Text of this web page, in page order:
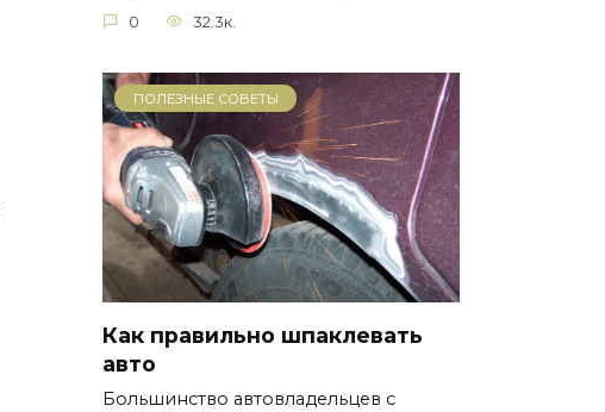
0 32.3к.
ПОЛЕЗНЫЕ СОВЕТЫ
Как правильно шпаклевать
авто
Большинство автовладельцев с